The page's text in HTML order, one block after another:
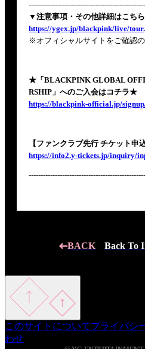
▼注意事項・その他詳細はこちら
https://ygex.jp/blackpink/live/
※オフィシャルサイトをご確認の
★「BLACKPINK GLOBAL
RSHIP」へのご入会はコチラ★
https://blackpink-official.jp/
【ファンクラブ先行 チケット申
https://info2.y-tickets.jp/inquiry/
BACK Back To
このサイトについてプライバシ
わせ